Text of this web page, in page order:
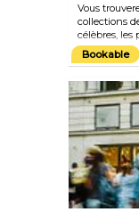
Vous
collections
célèbres, les
du monde.
productions
Michel-
Monet ou
Bookable